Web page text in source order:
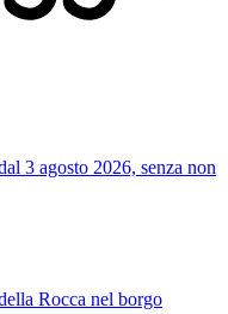
3 agosto 2026, senza non
Rocca nel borgo